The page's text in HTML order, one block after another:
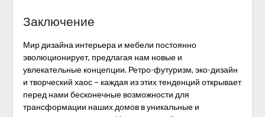
Заключение
Мир дизайна интерьера и мебели постоянно
эволюционирует, предлагая нам новые и
увлекательные концепции. Ретро-футуризм, эко-дизайн
и творческий хаос – каждая из этих тенденций открывает
перед нами бесконечные возможности для
трансформации наших домов в уникальные и